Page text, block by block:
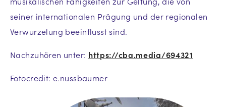
seiner internationalen Prägung und der regionalen
Verwurzelung beeinflusst sind.
Nachzuhören unter: https://cba.media/694321
Fotocredit: e.nussbaumer